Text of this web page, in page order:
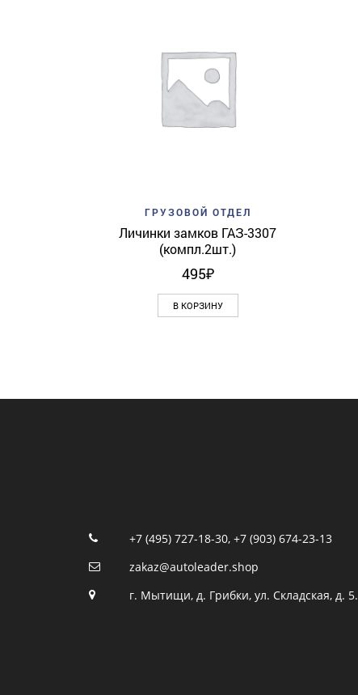
Add to wishlist Quick View
ГРУЗОВОЙ ОТДЕЛ
Личинки замков ГАЗ-3307
(компл.2шт.)
495₽
В КОРЗИНУ
+7 (495) 727-18-30, +7 (903) 674-23-13
zakaz@autoleader.shop
г. Мытищи, д. Грибки, ул. Складская, д. 5.